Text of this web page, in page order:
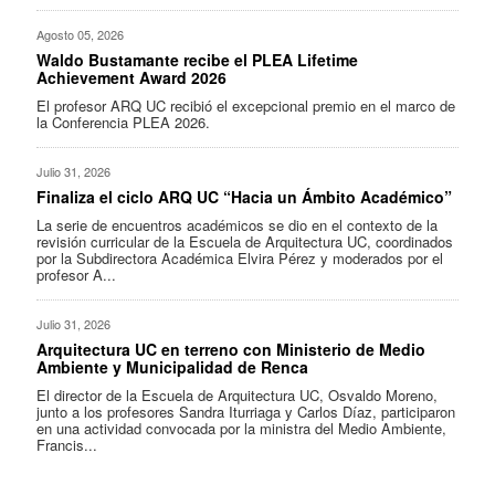
Agosto 05, 2026
Waldo Bustamante recibe el PLEA Lifetime
Achievement Award 2026
El profesor ARQ UC recibió el excepcional premio en el marco de
la Conferencia PLEA 2026.
Julio 31, 2026
Finaliza el ciclo ARQ UC “Hacia un Ámbito Académico”
La serie de encuentros académicos se dio en el contexto de la
revisión curricular de la Escuela de Arquitectura UC, coordinados
por la Subdirectora Académica Elvira Pérez y moderados por el
profesor A...
Julio 31, 2026
Arquitectura UC en terreno con Ministerio de Medio
Ambiente y Municipalidad de Renca
El director de la Escuela de Arquitectura UC, Osvaldo Moreno,
junto a los profesores Sandra Iturriaga y Carlos Díaz, participaron
en una actividad convocada por la ministra del Medio Ambiente,
Francis...